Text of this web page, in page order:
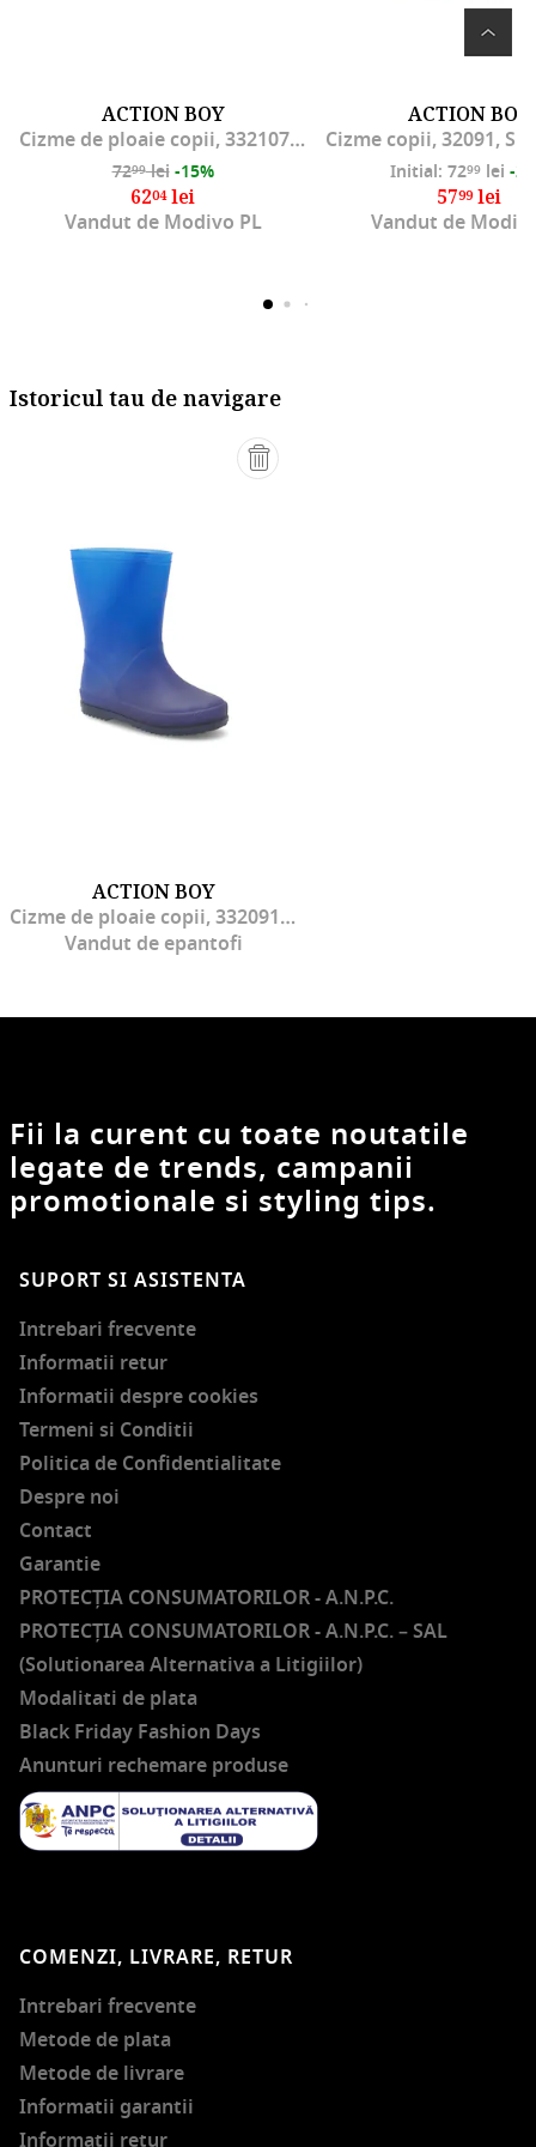
ACTION BOY
Cizme de ploaie copii, 332107, Cauciuc, Verde
7299lei -15%
6204lei
Vandut de Modivo PL
ACTION BOY
Initial: 7299lei -
5799lei
Vandut de
Istoricul tau de navigare
ACTION BOY
Cizme de ploaie copii, 332091, Cauciuc, Albastru
Vandut de epantofi
Fii la curent cu toate noutatile
legate de trends, campanii
promotionale si styling tips.
SUPORT SI ASISTENTA
Intrebari frecvente
Informatii retur
Informatii despre cookies
Termeni si Conditii
Politica de Confidentialitate
Despre noi
Contact
Garantie
PROTECŢIA CONSUMATORILOR - A.N.P.C.
PROTECŢIA CONSUMATORILOR - A.N.P.C. – SAL
(Solutionarea Alternativa a Litigiilor)
Modalitati de plata
Black Friday Fashion Days
Anunturi rechemare produse
COMENZI, LIVRARE, RETUR
Intrebari frecvente
Metode de plata
Metode de livrare
Informatii garantii
Informatii retur